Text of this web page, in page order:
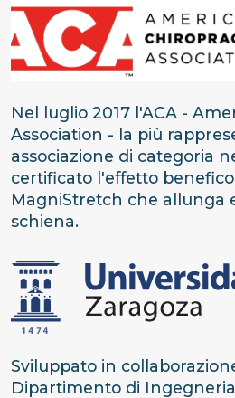
Nel luglio 2017 l'ACA -
Association - la più
associazione di categoria
certificato l'effetto
MagniStretch che allunga
schiena.
Sviluppato in
Dipartimento di